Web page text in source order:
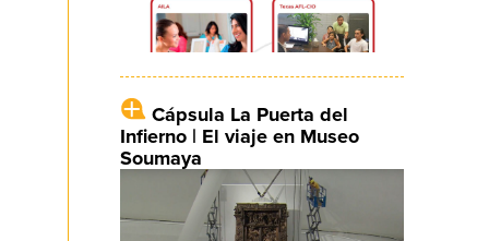
Cápsula La Puerta del
Infierno | El viaje en Museo
Soumaya